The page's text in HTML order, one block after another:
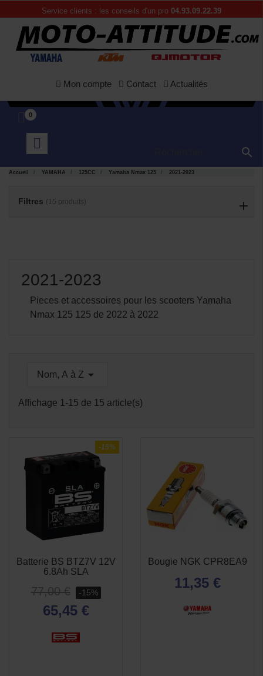
Service clients : les conseils d'un pro 04.93.09.22.39
Mon compte Contact Actualités
0

Accueil YAMAHA 125CC Yamaha Nmax 125 2021-2023
Filtres (15 produits)
2021-2023
Pieces et accessoires pour les scooters Yamaha
Nmax 125 125 de 2022 à 2022
Nom, A à Z 
Affichage 1-15 de 15 article(s)
-15%
Batterie BS BTZ7V 12V
6.8Ah SLA
77,00 € -15%
65,45 €
Bougie NGK CPR8EA9
11,35 €
APERÇU
RAPIDE
 APERÇU
RAPIDE